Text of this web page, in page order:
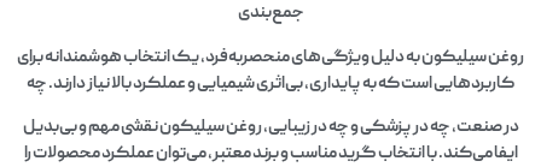
جمع‌بندی
روغن سیلیکونبه دلیل ویژگی‌های منحصر‌به‌فرد، یک انتخاب هوشمندانه برای
کاربردهایی است که به پایداری، بی‌اثری شیمیایی و عملکرد بالا نیاز دارند. چه
در صنعت، چه در پزشکی و چه در زیبایی، روغن سیلیکون نقشی مهم و بی‌بدیل
ایفا می‌کند. با انتخاب گرید مناسب و برند معتبر، می‌توان عملکرد محصولات را